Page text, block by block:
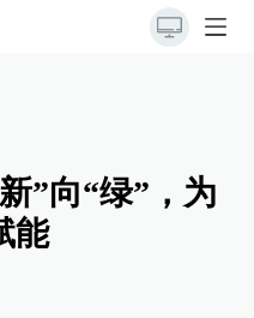
”向“绿”，为
能